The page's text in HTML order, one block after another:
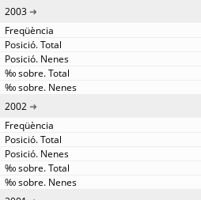
2003
2002